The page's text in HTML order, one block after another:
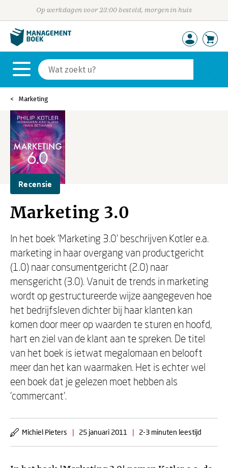
Op werkdagen voor 23:00 besteld, morgen in huis
Marketing
Recensie
Marketing 3.0
In het boek 'Marketing 3.0' beschrijven Kotler e.a.
marketing in haar overgang van productgericht
(1.0) naar consumentgericht (2.0) naar
mensgericht (3.0). Vanuit de trends in marketing
wordt op gestructureerde wijze aangegeven hoe
het bedrijfsleven dichter bij haar klanten kan
komen door meer op waarden te sturen en hoofd,
hart en ziel van de klant aan te spreken. De titel
van het boek is ietwat megalomaan en belooft
meer dan het kan waarmaken. Het is echter wel
een boek dat je gelezen moet hebben als
'commercant'.
Michiel Pieters | 25 januari 2011 | 2-3 minuten leestijd